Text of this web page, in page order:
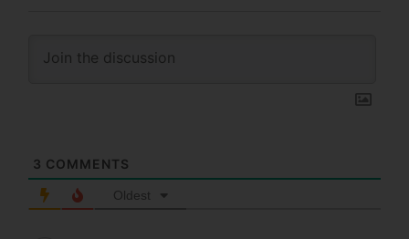
3 COMMENTS
Oldest